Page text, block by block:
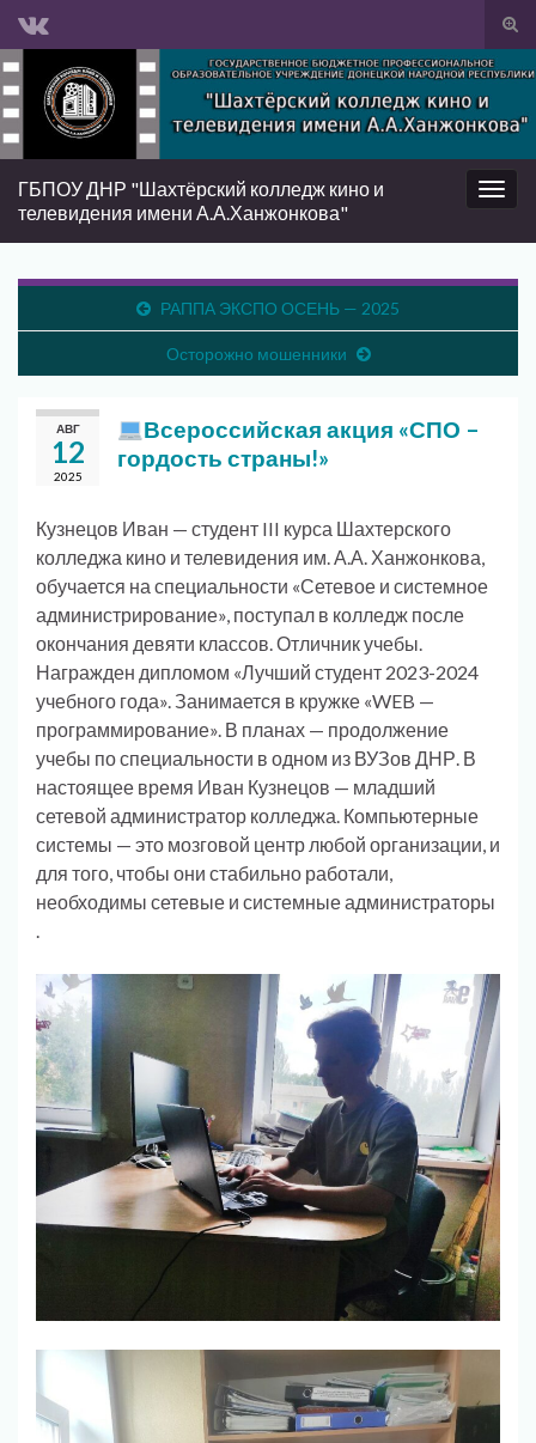
Вкл/
Search for:
Вкл/
ГБПОУ ДНР "Шахтёрский колледж кино и
телевидения имени А.А.Ханжонкова"
РАППА ЭКСПО ОСЕНЬ — 2025
Осторожно мошенники
АВГ
12
2025
Всероссийская акция «СПО –
гордость страны!»
Кузнецов Иван — студент III курса Шахтерского
колледжа кино и телевидения им. А.А. Ханжонкова,
обучается на специальности «Сетевое и системное
администрирование», поступал в колледж после
окончания девяти классов. Отличник учебы.
Награжден дипломом «Лучший студент 2023-2024
учебного года». Занимается в кружке «WEB —
программирование». В планах — продолжение
учебы по специальности в одном из ВУЗов ДНР. В
настоящее время Иван Кузнецов — младший
сетевой администратор колледжа. Компьютерные
системы — это мозговой центр любой организации, и
для того, чтобы они стабильно работали,
необходимы сетевые и системные администраторы
.